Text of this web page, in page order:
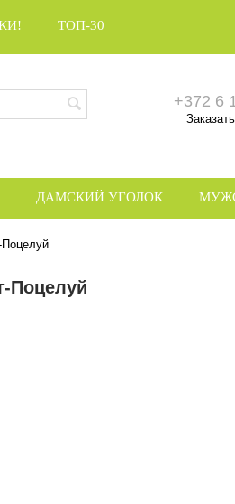
ТОП-30
+372 6
ДАМСКИЙ УГОЛОК
Поцелуй